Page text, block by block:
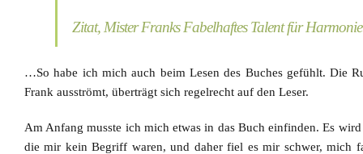
Zitat, Mister Franks Fabelhaftes Talent für Harmonie
…So habe ich mich auch beim Lesen des Buches gefühlt. Die
Frank ausströmt, überträgt sich regelrecht auf den Leser.
Am Anfang musste ich mich etwas in das Buch einfinden.Es
die mir kein Begriff waren, und daher fiel es mir schwer, mich